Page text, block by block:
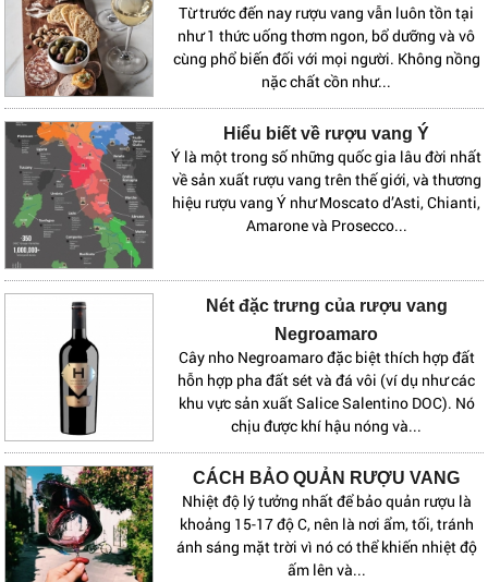
Từ trước đến nay rượu vang vẫn luôn tồn tại
như 1 thức uống thơm ngon, bổ dưỡng và vô
cùng phổ biến đối với mọi người. Không nồng
nặc chất cồn như...
Hiểu biết về rượu vang Ý
Ý là một trong số những quốc gia lâu đời nhất
về sản xuất rượu vang trên thế giới, và thương
hiệu rượu vang Ý như Moscato d’Asti, Chianti,
Amarone và Prosecco...
Nét đặc trưng của rượu vang
Negroamaro
Cây nho Negroamaro đặc biệt thích hợp đất
hỗn hợp pha đất sét và đá vôi (ví dụ như các
khu vực sản xuất Salice Salentino DOC). Nó
chịu được khí hậu nóng và...
CÁCH BẢO QUẢN RƯỢU VANG
Nhiệt độ lý tưởng nhất để bảo quản rượu là
khoảng 15-17 độ C, nên là nơi ẩm, tối, tránh
ánh sáng mặt trời vì nó có thể khiến nhiệt độ
ấm lên và...